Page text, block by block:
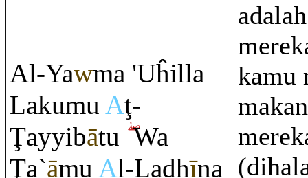
Al-Yawma 'Uĥilla
Lakumu Aţ-
Ţayyibātu Wa
Ţa`āmu Al-Ladhīna
kamu